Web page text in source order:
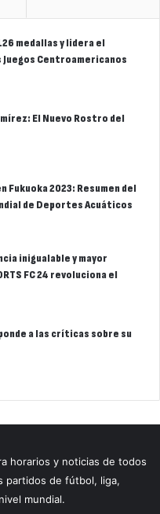
medallas y lidera el
Centroamericanos
El Nuevo Rostro del
Fukuoka 2023: Resumen del
de Deportes Acuáticos
inigualable y mayor
FC 24 revoluciona el
a las críticas sobre su
horarios y noticias de todos
partidos de fútbol, liga,
mundial.